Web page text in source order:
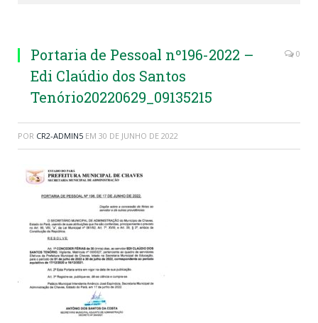
Portaria de Pessoal nº196-2022 –
Edi Claúdio dos Santos
Tenório20220629_09135215
0
POR CR2-ADMIN5 EM 30 DE JUNHO DE 2022